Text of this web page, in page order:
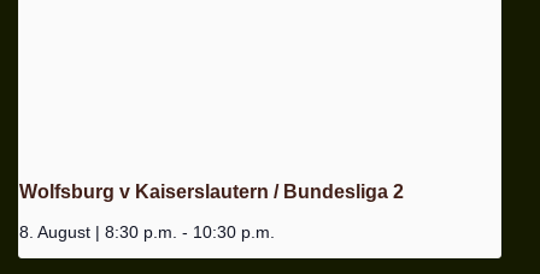
Wolfsburg v Kaiserslautern / Bundesliga 2
8. August | 8:30 p.m. - 10:30 p.m.